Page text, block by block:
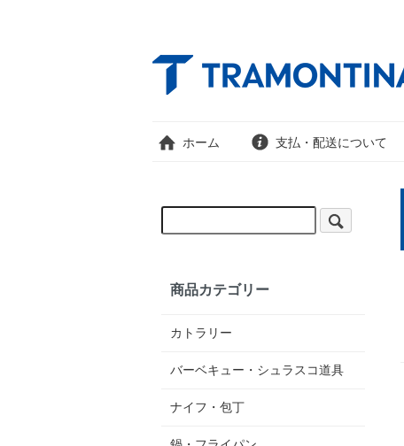
ホーム 支払・配送について
商品カテゴリー
カトラリー
バーベキュー・シュラスコ道具
ナイフ・包丁